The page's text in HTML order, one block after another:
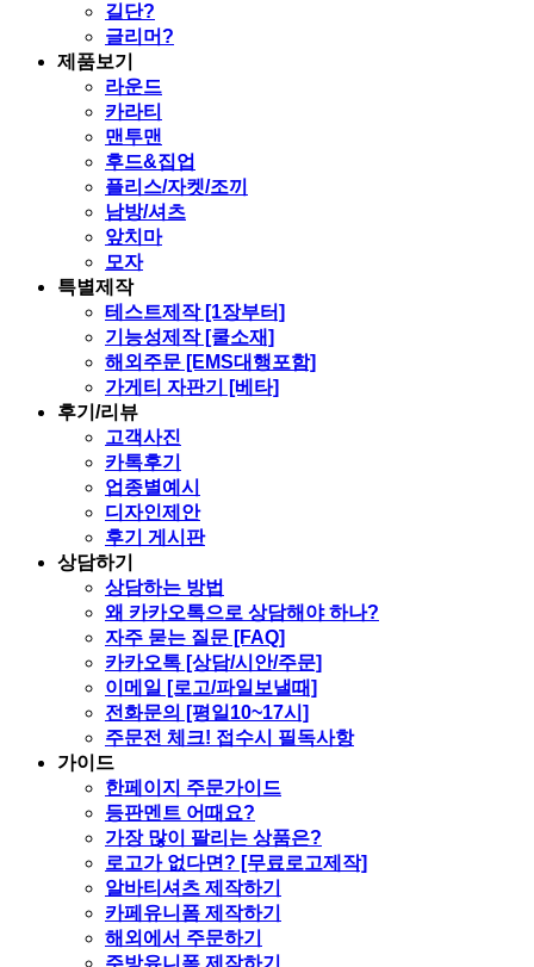
길단?
글리머?
제품보기
라운드
카라티
맨투맨
후드&집업
플리스/자켓/조끼
남방/셔츠
앞치마
모자
특별제작
테스트제작 [1장부터]
기능성제작 [쿨소재]
해외주문 [EMS대행포함]
가게티 자판기 [베타]
후기/리뷰
고객사진
카톡후기
업종별예시
디자인제안
후기 게시판
상담하기
상담하는 방법
왜 카카오톡으로 상담해야 하나?
자주 묻는 질문 [FAQ]
카카오톡 [상담/시안/주문]
이메일 [로고/파일보낼때]
전화문의 [평일10~17시]
주문전 체크! 접수시 필독사항
가이드
한페이지 주문가이드
등판멘트 어때요?
가장 많이 팔리는 상품은?
로고가 없다면? [무료로고제작]
알바티셔츠 제작하기
카페유니폼 제작하기
해외에서 주문하기
주방유니폼 제작하기